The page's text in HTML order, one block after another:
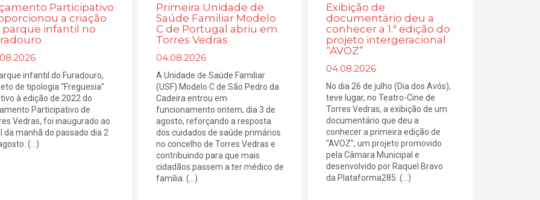
Participativo
a criação
parque infantil no
infantil do Furadouro,
de tipologia “Freguesia”
à edição de 2022 do
Participativo de
Vedras, foi inaugurado ao
da manhã do passado dia 2
(...)
Primeira Unidade de
Saúde Familiar Modelo
C de Portugal abriu em
Torres Vedras
04.08.2026
A Unidade de Saúde Familiar
(USF) Modelo C de São Pedro da
Cadeira entrou em
funcionamento ontem, dia 3 de
agosto, reforçando a resposta
dos cuidados de saúde primários
no concelho de Torres Vedras e
contribuindo para que mais
cidadãos passem a ter médico de
família. (...)
Exibição de
documentário deu a
conhecer a 1.ª edição do
projeto intergeracional
“AVOZ”
04.08.2026
No dia 26 de julho (Dia dos Avós),
teve lugar, no Teatro-Cine de
Torres Vedras, a exibição de um
documentário que deu a
conhecer a primeira edição de
“AVOZ", um projeto promovido
pela Câmara Municipal e
desenvolvido por Raquel Bravo
da Plataforma285. (...)